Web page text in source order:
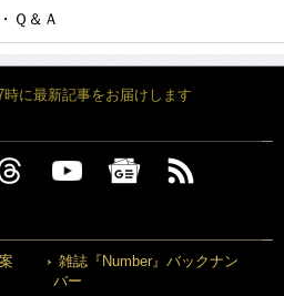
Ｑ＆Ａ
に最新記事をお届けします
雑誌『Number』バックナン
バー